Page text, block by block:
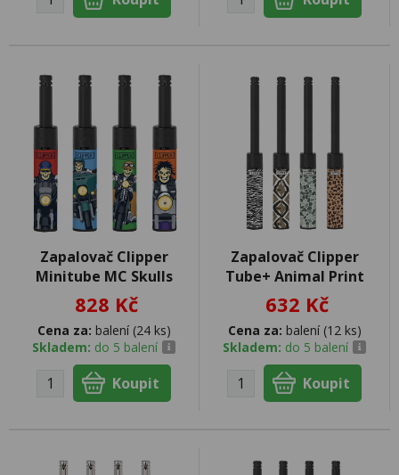
Zapalovač Clipper
Minitube MC Skulls
828 Kč
Cena za: balení (24 ks)
Skladem: do 5 balení
Zapalovač Clipper
Tube+ Animal Print
632 Kč
Cena za: balení (12 ks)
Skladem: do 5 balení